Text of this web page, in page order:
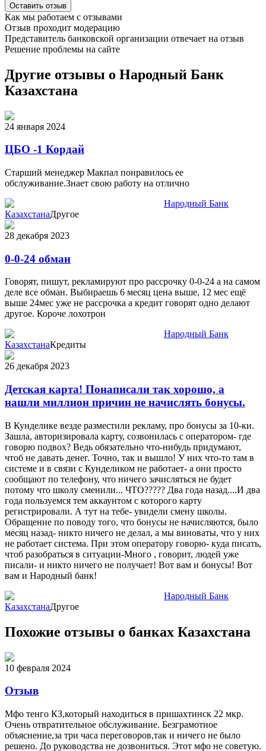
Оставить отзыв
Как мы работаем с отзывами
Отзыв проходит модерацию
Представитель банковской организации отвечает на отзыв
Решение проблемы на сайте
Другие отзывы о Народный Банк
Казахстана
24 января 2024
ЦБО -1 Кордай
Старший менеджер Макпал понравилось ее
обслуживание.Знает свою работу на отлично
Народный Банк
КазахстанаДругое
28 декабря 2023
0-0-24 обман
Говорят, пишут, рекламируют про рассрочку 0-0-24 а на самом
деле все обман. Выбираешь 6 месяц цена выше, 12 мес ещё
выше 24мес уже не рассрочка а кредит говорят одно делают
другое. Короче лохотрон
Народный Банк
КазахстанаКредиты
26 декабря 2023
Детская карта! Понаписали так хорошо, а
нашли миллион причин не начислять бонусы.
В Кунделике везде разместили рекламу, про бонусы за 10-ки.
Зашла, авторизировала карту, созвонилась с оператором- где
говорю подвох? Ведь обязательно что-нибудь придумают,
чтоб не давать денег. Точно, так и вышло! У них что-то там в
системе и в связи с Кунделиком не работает- а они просто
сообщают по телефону, что ничего зачисляться не будет
потому что школу сменили... ЧТО????? Два года назад....И два
года пользуемся тем аккаунтом с которого карту
регистрировали. А тут на тебе- увидели смену школы.
Обращение по поводу того, что бонусы не начисляются, было
месяц назад- никто ничего не делал, а мы виноваты, что у них
не работает система. При этом оператору говорю- куда писать,
чтоб разобраться в ситуации-Много , говорит, людей уже
писали- и никто ничего не получает! Вот вам и бонусы! Вот
вам и Народный банк!
Народный Банк
КазахстанаДругое
Похожие отзывы о банках Казахстана
10 февраля 2024
Отзыв
Мфо тенго КЗ,который находиться в пришахтинск 22 мкр.
Очень отвратительное обслуживание. Безграмотное
объяснение,за три часа переговоров,так и ничего не было
решено. До руководства не дозвониться. Этот мфо не советую.